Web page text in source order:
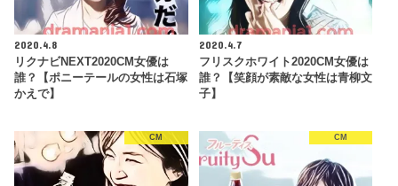
2020.4.8
リクナビNEXT2020CM女優は
誰？【ポニーテールの女性は石塚
かえで】
2020.4.7
フリスクホワイト2020CM女優は
誰？【笑顔が素敵な女性は青柳文
子】
CM CM